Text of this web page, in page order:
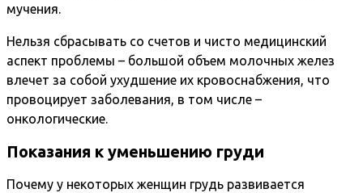
мучения.
Нельзя сбрасывать со счетов и чисто медицинский
аспект проблемы – большой объем молочных желез
влечет за собой ухудшение их кровоснабжения, что
провоцирует заболевания, в том числе –
онкологические.
Показания к уменьшению груди
Почему у некоторых женщин грудь развивается